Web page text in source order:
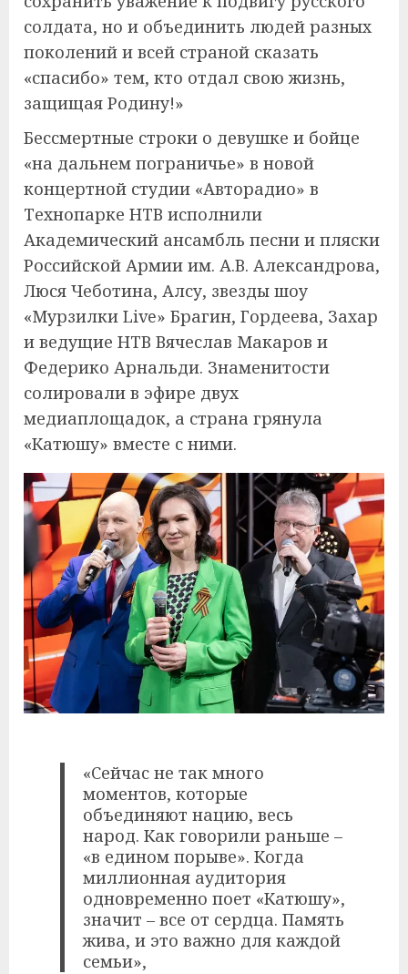
солдата, но и объединить людей разных
поколений и всей страной сказать
«спасибо» тем, кто отдал свою жизнь,
защищая Родину!»
Бессмертные строки о девушке и бойце
«на дальнем пограничье» в новой
концертной студии «Авторадио» в
Технопарке НТВ исполнили
Академический ансамбль песни и пляски
Российской Армии им. А.В. Александрова,
Люся Чеботина, Алсу, звезды шоу
«Мурзилки Live» Брагин, Гордеева, Захар
и ведущие НТВ Вячеслав Макаров и
Федерико Арнальди. Знаменитости
солировали в эфире двух
медиаплощадок, а страна грянула
«Катюшу» вместе с ними.
«Сейчас не так много
моментов, которые
объединяют нацию, весь
народ. Как говорили раньше –
«в едином порыве». Когда
миллионная аудитория
одновременно поет «Катюшу»,
значит – все от сердца. Память
жива, и это важно для каждой
семьи»,